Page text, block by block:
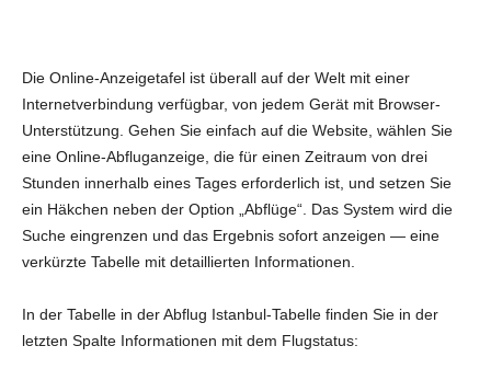
Die Online-Anzeigetafel ist überall auf der Welt mit einer
Internetverbindung verfügbar, von jedem Gerät mit Browser-
Unterstützung. Gehen Sie einfach auf die Website, wählen Sie
eine Online-Abfluganzeige, die für einen Zeitraum von drei
Stunden innerhalb eines Tages erforderlich ist, und setzen Sie
ein Häkchen neben der Option „Abflüge“. Das System wird die
Suche eingrenzen und das Ergebnis sofort anzeigen — eine
verkürzte Tabelle mit detaillierten Informationen.
In der Tabelle in der Abflug Istanbul-Tabelle finden Sie in der
letzten Spalte Informationen mit dem Flugstatus: